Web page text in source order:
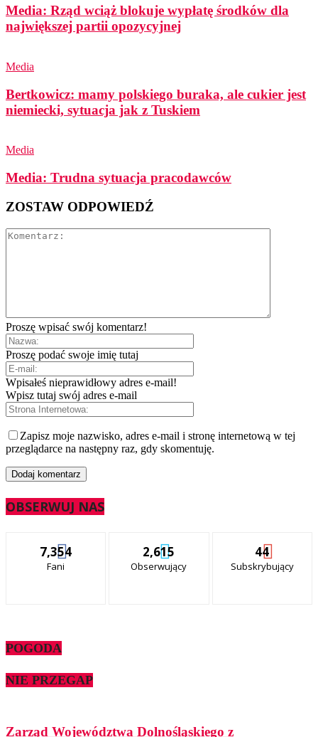
Media: Rząd wciąż blokuje wypłatę środków dla
największej partii opozycyjnej
Media
Bertkowicz: mamy polskiego buraka, ale cukier jest
niemiecki, sytuacja jak z Tuskiem
Media
Media: Trudna sytuacja pracodawców
ZOSTAW ODPOWIEDŹ
Proszę wpisać swój komentarz!
Proszę podać swoje imię tutaj
Wpisałeś nieprawidłowy adres e-mail!
Wpisz tutaj swój adres e-mail
Zapisz moje nazwisko, adres e-mail i stronę internetową w tej
przeglądarce na następny raz, gdy skomentuję.
OBSERWUJ NAS
7,354
Fani
2,615
Obserwujący
44
Subskrybujący
POGODA
NIE PRZEGAP
Zarząd Województwa Dolnośląskiego z